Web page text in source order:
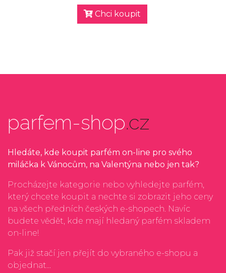
Chci koupit
parfem-shop.cz
Hledáte, kde koupit parfém on-line pro svého
miláčka k Vánocům, na Valentýna nebo jen tak?
Procházejte kategorie nebo vyhledejte parfém,
který chcete koupit a nechte si zobrazit jeho ceny
na všech předních českých e-shopech. Navíc
budete vědět, kde mají hledaný parfém skladem
on-line!
Pak již stačí jen přejít do vybraného e-shopu a
objednat...